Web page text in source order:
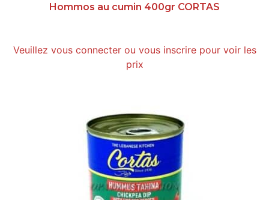
Hommos au cumin 400gr CORTAS
Veuillez vous connecter ou vous inscrire pour voir les
prix